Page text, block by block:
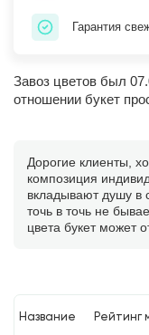
Гарантия
Завоз цветов был
отношении букет
Дорогие клиенты,
композиция
вкладывают душу в
точь в точь не
цвета букет может
Название Рейтинг